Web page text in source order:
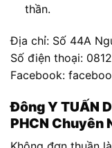
thần.
Địa chỉ: Số 44A
Số điện thoại:
Facebook:
Đông Y TUẤN
PHCN Chuyên